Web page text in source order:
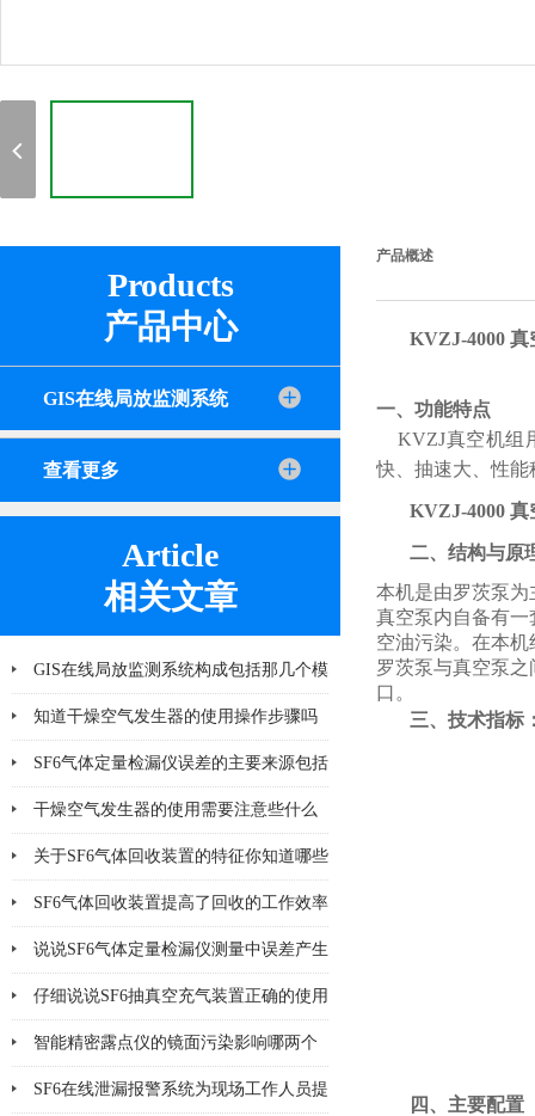
Products
产品中心
GIS在线局放监测系统
查看更多
Article
相关文章
GIS在线局放监测系统构成包括那几个模
块
知道干燥空气发生器的使用操作步骤吗
SF6气体定量检漏仪误差的主要来源包括
哪8个方面
干燥空气发生器的使用需要注意些什么
关于SF6气体回收装置的特征你知道哪些
SF6气体回收装置提高了回收的工作效率
说说SF6气体定量检漏仪测量中误差产生
的8个因素
仔细说说SF6抽真空充气装置正确的使用
方法
智能精密露点仪的镜面污染影响哪两个
方面
SF6在线泄漏报警系统为现场工作人员提
产品概述
KVZJ-4000 真
一、功能特点
KVZJ真空机组
快、抽速大、性
KVZJ-4000 真
二、结构与原
本机是由罗茨泵
真空泵内自备有
空油污染。在本
罗茨泵与真空泵
口。
三、技术指标
四、主要配置